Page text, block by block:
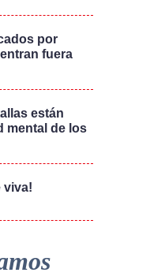
por
fuera
están
mental de los
viva!